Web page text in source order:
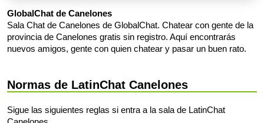
GlobalChat de Canelones
Sala Chat de Canelones de GlobalChat. Chatear con gente de la
provincia de Canelones gratis sin registro. Aquí encontrarás
nuevos amigos, gente con quien chatear y pasar un buen rato.
Normas de LatinChat Canelones
Sigue las siguientes reglas si entra a la sala de LatinChat